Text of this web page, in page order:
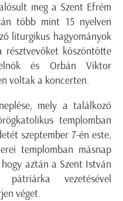
meg a Szent Efrém
több mint 15 nyelven
liturgikus hagyományok
résztvevőket köszöntötte
és Orbán Viktor
voltak a koncerten.
mely a találkozó
templomban
szeptember 7-én este,
templomban másnap
aztán a Szent István
vezetésével
véget.